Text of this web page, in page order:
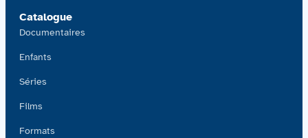
Catalogue
Documentaires
Enfants
Séries
Films
Formats